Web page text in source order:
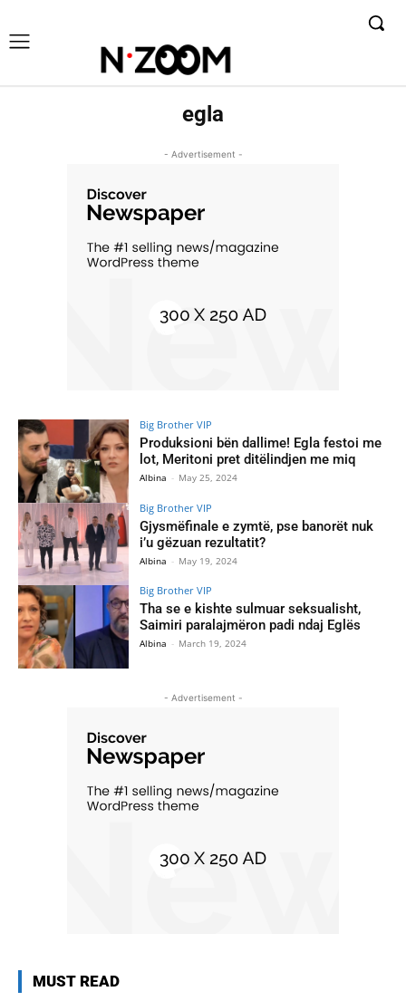
egla
- Advertisement -
Big Brother VIP
Produksioni bën dallime! Egla festoi me
lot, Meritoni pret ditëlindjen me miq
Albina - May 25, 2024
Big Brother VIP
Gjysmëfinale e zymtë, pse banorët nuk
i’u gëzuan rezultatit?
Albina - May 19, 2024
Big Brother VIP
Tha se e kishte sulmuar seksualisht,
Saimiri paralajmëron padi ndaj Eglës
Albina - March 19, 2024
- Advertisement -
MUST READ